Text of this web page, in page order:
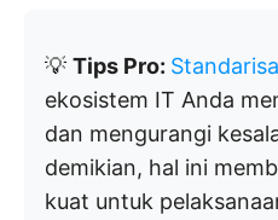
💡 Tips Pro:
ekosistem IT Anda
dan mengurangi
demikian, hal ini
kuat untuk